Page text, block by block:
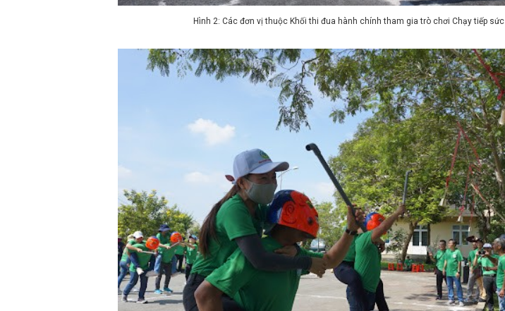
Hình 2: Các đơn vị thuộc Khối thi đua hành chính tham gia trò chơi Chạy tiếp sức